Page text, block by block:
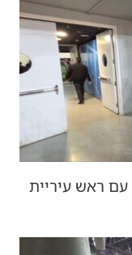
עם ראש עיריית